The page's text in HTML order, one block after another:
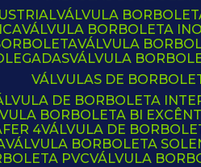
VÁLVULA
VÁLVULA BORBOLETA
VÁLVULA
VÁLVULA
VÁLVULAS DE
DE BORBOLETA
BORBOLETA BI
4 VÁLVULA DE
VÁLVULA BORBOLETA
PVC VÁLVULA